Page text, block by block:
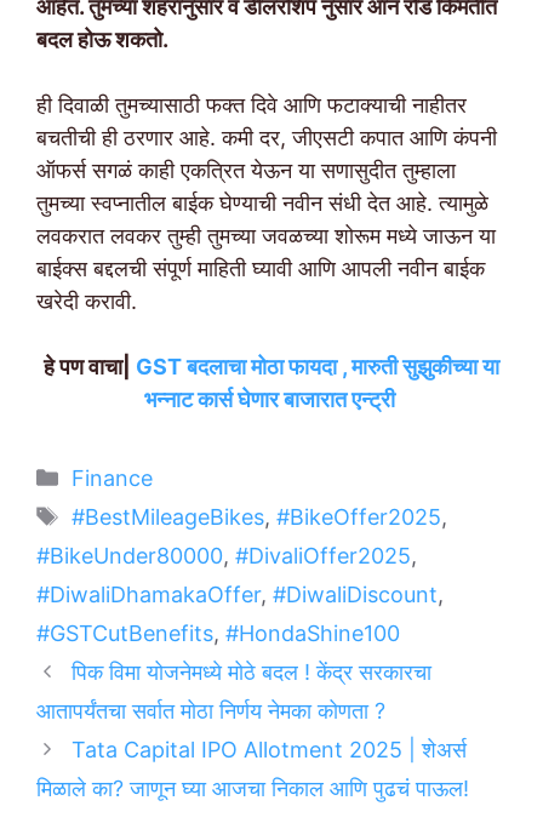
आहेत. तुमच्या शहरानुसार व डीलरशिप नुसार ऑन रोड किमतीत
बदल होऊ शकतो.
ही दिवाळी तुमच्यासाठी फक्त दिवे आणि फटाक्याची नाहीतर
बचतीची ही ठरणार आहे. कमी दर, जीएसटी कपात आणि कंपनी
ऑफर्स सगळं काही एकत्रित येऊन या सणासुदीत तुम्हाला
तुमच्या स्वप्नातील बाईक घेण्याची नवीन संधी देत आहे. त्यामुळे
लवकरात लवकर तुम्ही तुमच्या जवळच्या शोरूम मध्ये जाऊन या
बाईक्स बद्दलची संपूर्ण माहिती घ्यावी आणि आपली नवीन बाईक
खरेदी करावी.
हे पण वाचा| GST बदलाचा मोठा फायदा , मारुती सुझुकीच्या या
भन्नाट कार्स घेणार बाजारात एन्ट्री
Categories
Finance
Tags
#BestMileageBikes, #BikeOffer2025,
#BikeUnder80000, #DivaliOffer2025,
#DiwaliDhamakaOffer, #DiwaliDiscount,
#GSTCutBenefits, #HondaShine100
पिक विमा योजनेमध्ये मोठे बदल ! केंद्र सरकारचा
आतापर्यंतचा सर्वात मोठा निर्णय नेमका कोणता ?
Tata Capital IPO Allotment 2025 | शेअर्स
मिळाले का? जाणून घ्या आजचा निकाल आणि पुढचं पाऊल!